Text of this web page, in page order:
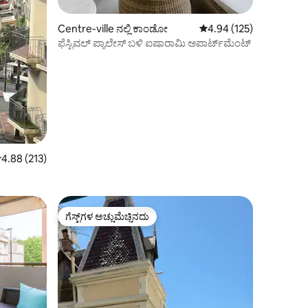
4.88 ಸರಾಸರಿ ರೇಟಿಂಗ್, 213 ವಿಮರ್ಶೆಗಳು
4.88 (213)
Centre-ville ನಲ್ಲಿ ಕಾಂಡೋ 5 ರಲ್ಲಿ 4.94 ಸರಾಸರಿ
4.94 (125)
ಫೆಸ್ಟಿವಲ್ ಪ್ಯಾಲೇಸ್ ಬಳಿ ಐಷಾರಾಮಿ ಅಪಾರ್ಟ್‌ಮೆಂಟ್
ಗೆಸ್ಟ್‌ಗಳ ಅಚ್ಚುಮೆಚ್ಚಿನದು
ಗೆಸ್ಟ್‌ಗಳ ಅಚ್ಚುಮೆಚ್ಚಿನದು